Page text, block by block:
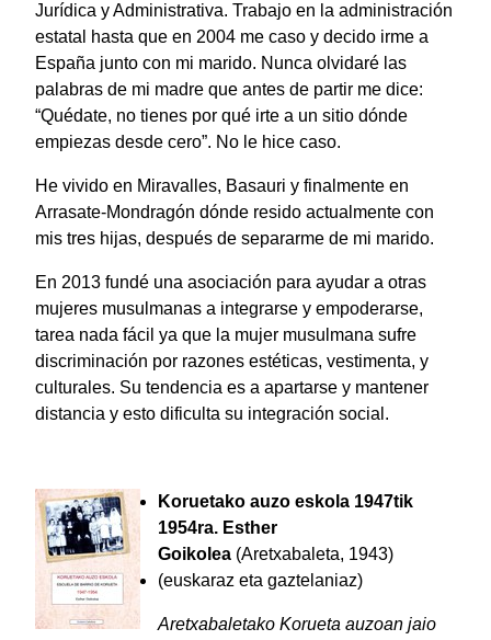
Jurídica y Administrativa. Trabajo en la administración
estatal hasta que en 2004 me caso y decido irme a
España junto con mi marido. Nunca olvidaré las
palabras de mi madre que antes de partir me dice:
“Quédate, no tienes por qué irte a un sitio dónde
empiezas desde cero”. No le hice caso.
He vivido en Miravalles, Basauri y finalmente en
Arrasate-Mondragón dónde resido actualmente con
mis tres hijas, después de separarme de mi marido.
En 2013 fundé una asociación para ayudar a otras
mujeres musulmanas a integrarse y empoderarse,
tarea nada fácil ya que la mujer musulmana sufre
discriminación por razones estéticas, vestimenta, y
culturales. Su tendencia es a apartarse y mantener
distancia y esto dificulta su integración social.
Koruetako auzo eskola 1947tik
1954ra. Esther
Goikolea (Aretxabaleta, 1943)
(euskaraz eta gaztelaniaz)
Aretxabaletako Korueta auzoan jaio